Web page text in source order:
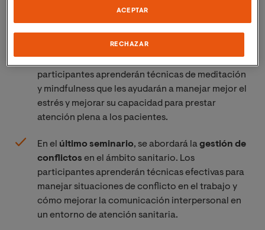
experiencias de los pacientes y profesionales
tercer seminario, se ofrecerá un
participantes aprenderán técnicas de meditación
y mindfulness que les ayudarán a manejar mejor el
estrés y mejorar su capacidad para prestar
atención plena a los pacientes.
En el último seminario, se abordará lagestión de
conflictos en el ámbito sanitario. Los
participantes aprenderán técnicas efectivas para
manejar situaciones de conflicto en el trabajo y
cómo mejorar la comunicación interpersonal en
un entorno de atención sanitaria.
RECHAZAR
ACEPTAR